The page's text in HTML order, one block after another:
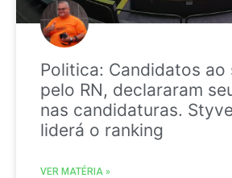
Politica: Candidatos ao
pelo RN, declararam
nas candidaturas.
liderá o ranking
VER MATÉRIA »